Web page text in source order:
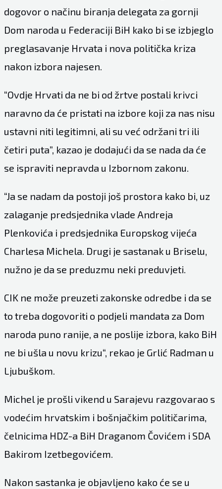
dogovor o načinu biranja delegata za gornji
Dom naroda u Federaciji BiH kako bi se izbjeglo
preglasavanje Hrvata i nova politička kriza
nakon izbora najesen.
“Ovdje Hrvati da ne bi od žrtve postali krivci
naravno da će pristati na izbore koji za nas nisu
ustavni niti legitimni, ali su već održani tri ili
četiri puta”, kazao je dodajući da se nada da će
se ispraviti nepravda u Izbornom zakonu.
“Ja se nadam da postoji još prostora kako bi, uz
zalaganje predsjednika vlade Andreja
Plenkovića i predsjednika Europskog vijeća
Charlesa Michela. Drugi je sastanak u Briselu,
nužno je da se preduzmu neki preduvjeti.
CIK ne može preuzeti zakonske odredbe i da se
to treba dogovoriti o podjeli mandata za Dom
naroda puno ranije, a ne poslije izbora, kako BiH
ne bi ušla u novu krizu“, rekao je Grlić Radman u
Ljubuškom.
Michel je prošli vikend u Sarajevu razgovarao s
vodećim hrvatskim i bošnjačkim političarima,
čelnicima HDZ-a BiH Draganom Čovićem i SDA
Bakirom Izetbegovićem.
Nakon sastanka je objavljeno kako će se u